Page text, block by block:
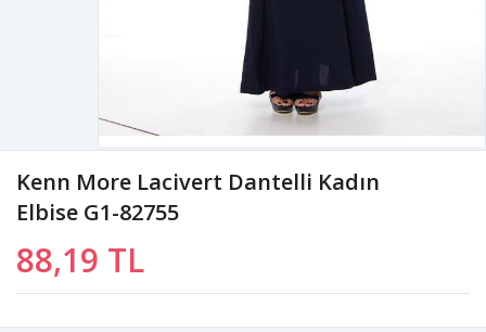
Kenn More Lacivert Dantelli Kadın
Elbise G1-82755
88,19 TL